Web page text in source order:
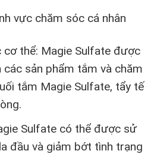
vực chăm sóc cá nhân
cơ thể: Magie Sulfate được
sản phẩm tắm và chăm
tắm Magie Sulfate, tẩy tế
Sulfate có thể được sử
đầu và giảm bớt tình trạng